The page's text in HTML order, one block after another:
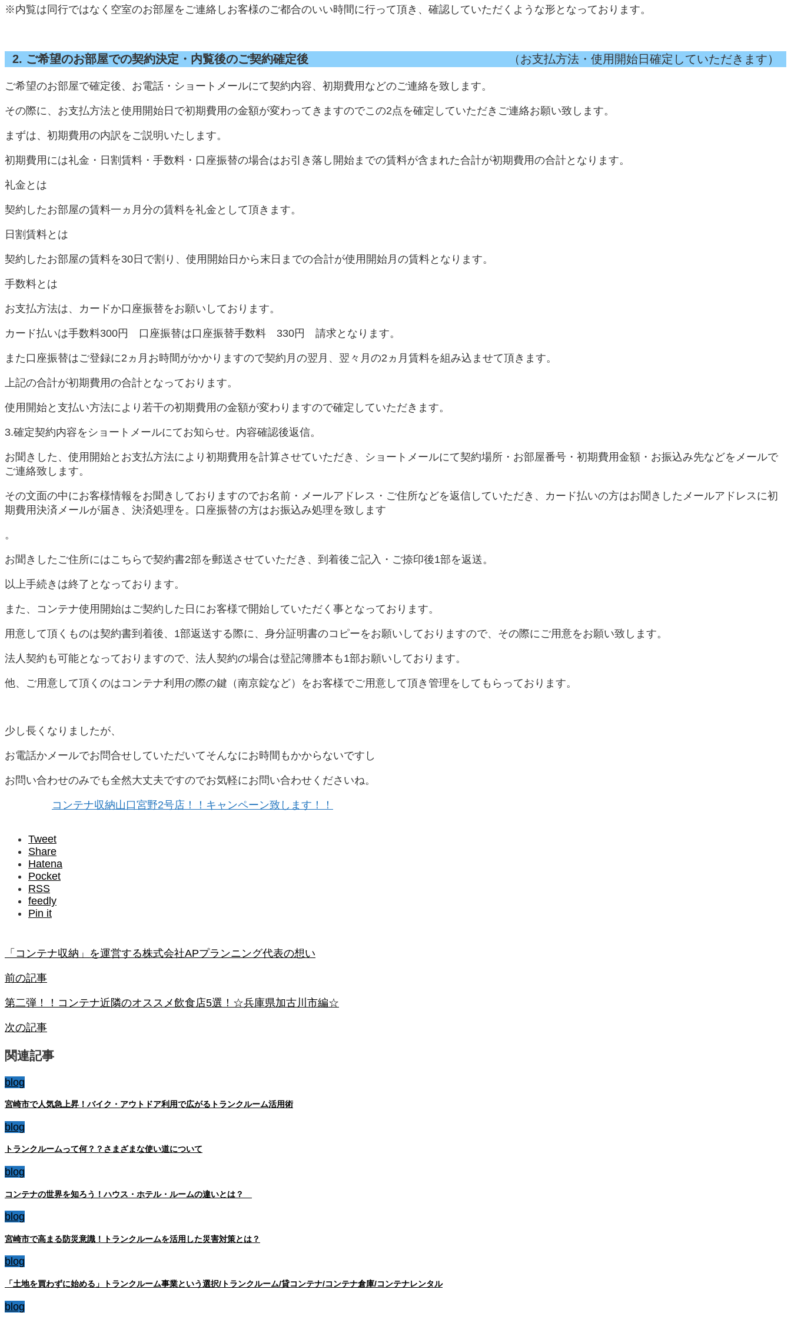
※内覧は同行ではなく空室のお部屋をご連絡しお客様のご都合のいい時間に行って頂き、確認していただくような形となっております。
2. ご希望のお部屋での契約決定・内覧後のご契約確定後（お支払方法・使用開始日確定していただきます）
ご希望のお部屋で確定後、お電話・ショートメールにて契約内容、初期費用などのご連絡を致します。
その際に、お支払方法と使用開始日で初期費用の金額が変わってきますのでこの2点を確定していただきご連絡お願い致します。
まずは、初期費用の内訳をご説明いたします。
初期費用には礼金・日割賃料・手数料・口座振替の場合はお引き落し開始までの賃料が含まれた合計が初期費用の合計となります。
礼金とは
契約したお部屋の賃料一ヵ月分の賃料を礼金として頂きます。
日割賃料とは
契約したお部屋の賃料を30日で割り、使用開始日から末日までの合計が使用開始月の賃料となります。
手数料とは
お支払方法は、カードか口座振替をお願いしております。
カード払いは手数料300円 口座振替は口座振替手数料 330円 請求となります。
また口座振替はご登録に2ヵ月お時間がかかりますので契約月の翌月、翌々月の2ヵ月賃料を組み込ませて頂きます。
上記の合計が初期費用の合計となっております。
使用開始と支払い方法により若干の初期費用の金額が変わりますので確定していただきます。
3.確定契約内容をショートメールにてお知らせ。内容確認後返信。
お聞きした、使用開始とお支払方法により初期費用を計算させていただき、ショートメールにて契約場所・お部屋番号・初期費用金額・お振込み先などをメールで
ご連絡致します。
その文面の中にお客様情報をお聞きしておりますのでお名前・メールアドレス・ご住所などを返信していただき、カード払いの方はお聞きしたメールアドレスに初
期費用決済メールが届き、決済処理を。口座振替の方はお振込み処理を致します
。
お聞きしたご住所にはこちらで契約書2部を郵送させていただき、到着後ご記入・ご捺印後1部を返送。
以上手続きは終了となっております。
また、コンテナ使用開始はご契約した日にお客様で開始していただく事となっております。
用意して頂くものは契約書到着後、1部返送する際に、身分証明書のコピーをお願いしておりますので、その際にご用意をお願い致します。
法人契約も可能となっておりますので、法人契約の場合は登記簿謄本も1部お願いしております。
他、ご用意して頂くのはコンテナ利用の際の鍵（南京錠など）をお客様でご用意して頂き管理をしてもらっております。
少し長くなりましたが、
お電話かメールでお問合せしていただいてそんなにお時間もかからないですし
お問い合わせのみでも全然大丈夫ですのでお気軽にお問い合わせくださいね。
コンテナ収納山口宮野2号店！！キャンペーン致します！！
Tweet
Share
Hatena
Pocket
RSS
feedly
Pin it
「コンテナ収納」を運営する株式会社APプランニング代表の想い
前の記事
第二弾！！コンテナ近隣のオススメ飲食店5選！☆兵庫県加古川市編☆
次の記事
関連記事
blog
宮崎市で人気急上昇！バイク・アウトドア利用で広がるトランクルーム活用術
blog
トランクルームって何？？さまざまな使い道について
blog
コンテナの世界を知ろう！ハウス・ホテル・ルームの違いとは？
blog
宮崎市で高まる防災意識！トランクルームを活用した災害対策とは？
blog
「土地を買わずに始める」トランクルーム事業という選択/トランクルーム/貸コンテナ/コンテナ倉庫/コンテナレンタル
blog